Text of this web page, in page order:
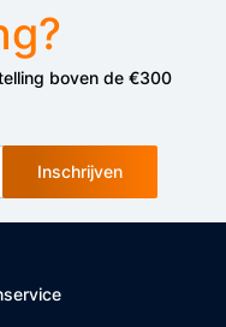
boven de €300
Inschrijven